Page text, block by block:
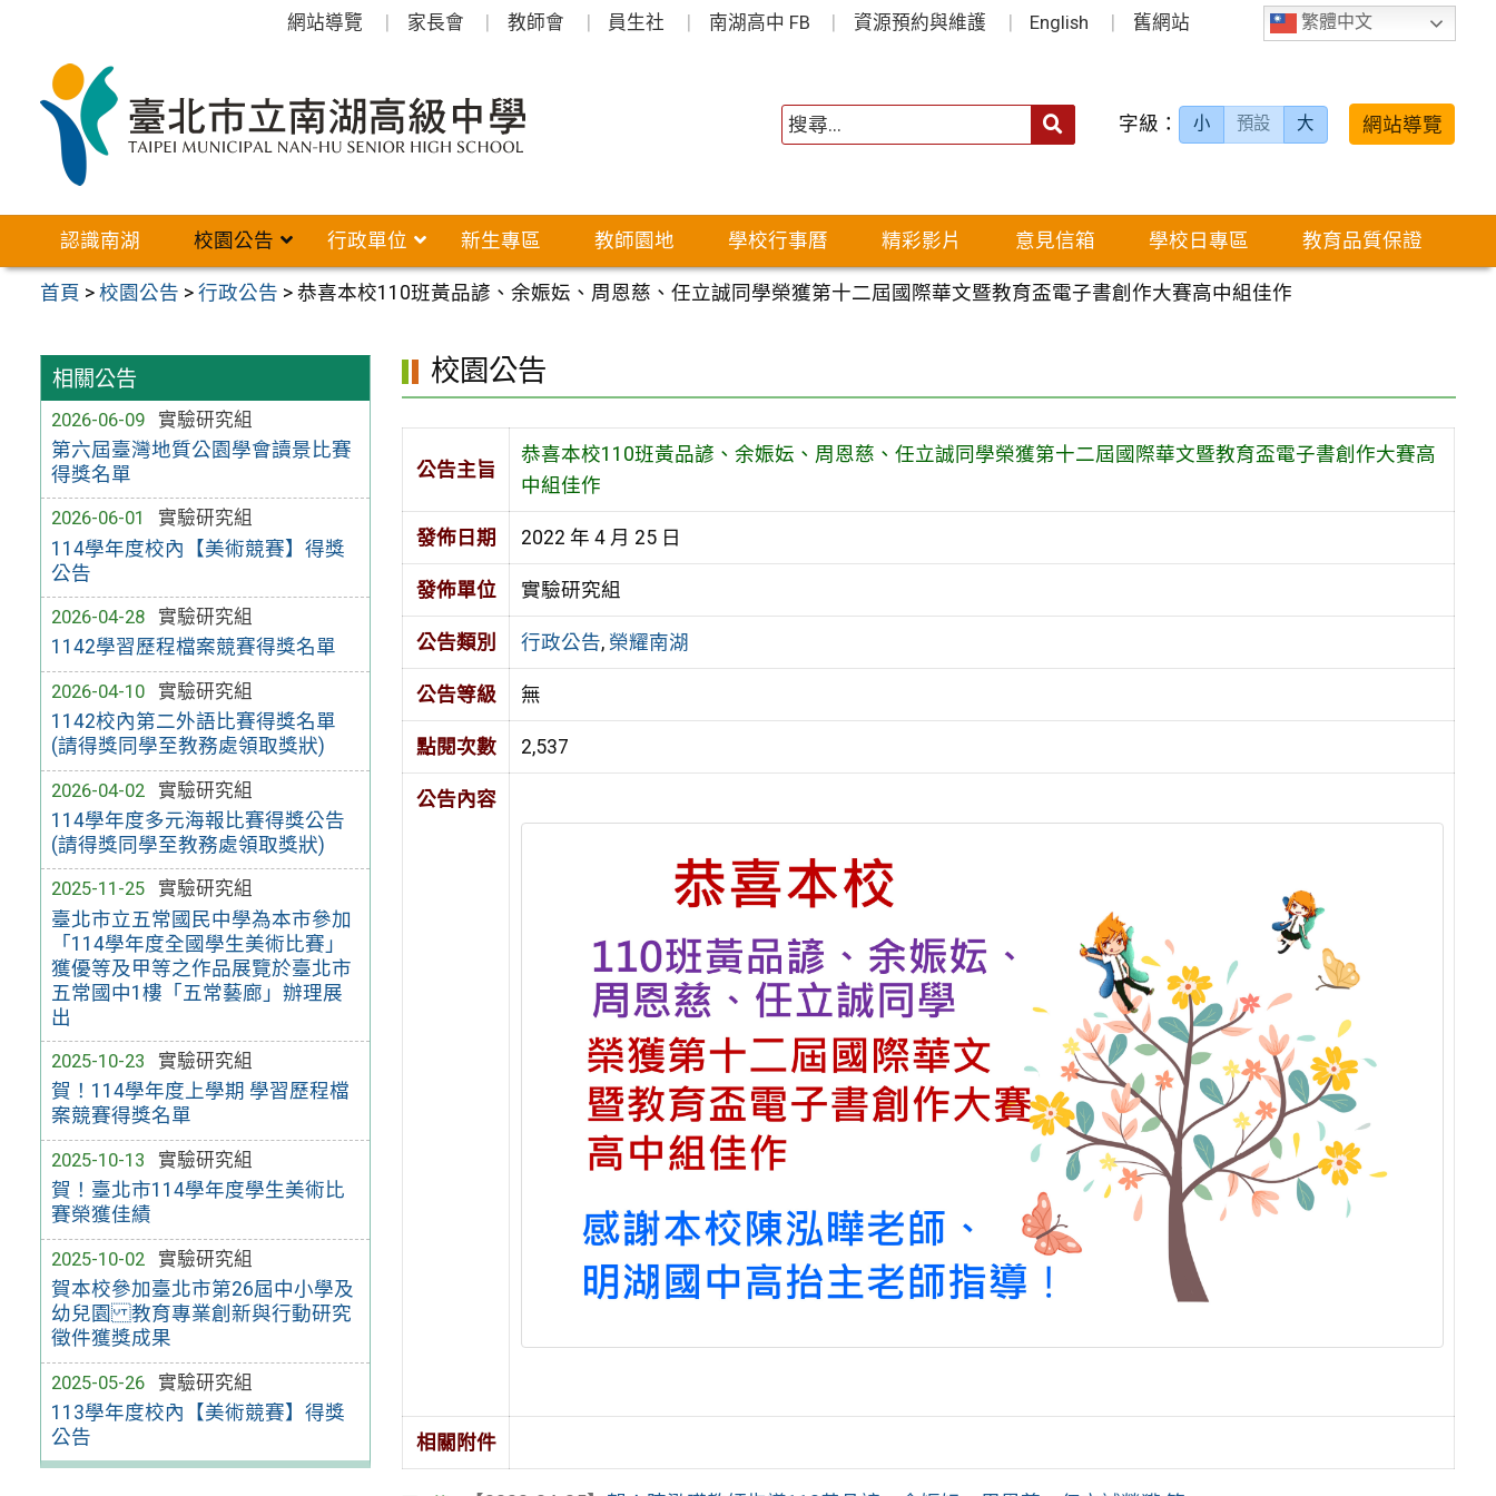
繁體中文
網站導覽 家長會 教師會 員生社 南湖高中 FB 資源預約與維護 English 舊網站
字級： 小 預設 大 網站導覽
認識南湖 校園公告 行政單位 新生專區 教師園地 學校行事曆 精彩影片 意見信箱 學校日專區 教育品質保證
首頁 >校園公告 >行政公告 >恭喜本校110班黃品諺、余娠妘、周恩慈、任立誠同學榮獲第十二屆國際華文暨教育盃電子書創作大賽高中組佳作
相關公告
2026-06-09
實驗研究組
第六屆臺灣地質公園學會讀景比賽
得獎名單
2026-06-01
實驗研究組
114學年度校內【美術競賽】得獎
公告
2026-04-28
實驗研究組
1142學習歷程檔案競賽得獎名單
2026-04-10
實驗研究組
1142校內第二外語比賽得獎名單
(請得獎同學至教務處領取獎狀)
2026-04-02
實驗研究組
114學年度多元海報比賽得獎公告
(請得獎同學至教務處領取獎狀)
2025-11-25
實驗研究組
臺北市立五常國民中學為本市參加
「114學年度全國學生美術比賽」
獲優等及甲等之作品展覽於臺北市
五常國中1樓「五常藝廊」辦理展
出
2025-10-23
實驗研究組
賀！114學年度上學期 學習歷程檔
案競賽得獎名單
2025-10-13
實驗研究組
賀！臺北市114學年度學生美術比
賽榮獲佳績
2025-10-02
實驗研究組
賀本校參加臺北市第26屆中小學及
幼兒園 教育專業創新與行動研究
徵件獲獎成果
2025-05-26
實驗研究組
113學年度校內【美術競賽】得獎
公告
校園公告
公告主旨
恭喜本校110班黃品諺、余娠妘、周恩慈、任立誠同學榮獲第十二屆國際華文暨教育盃電子書創作大賽高
中組佳作
發佈日期 2022 年 4 月 25 日
發佈單位 實驗研究組
公告類別 行政公告, 榮耀南湖
公告等級 無
點閱次數 2,537
公告內容
相關附件